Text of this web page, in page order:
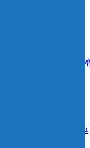
ปั้น Future Talent เ
ะกันภัย มอบทุนสนับสนุน